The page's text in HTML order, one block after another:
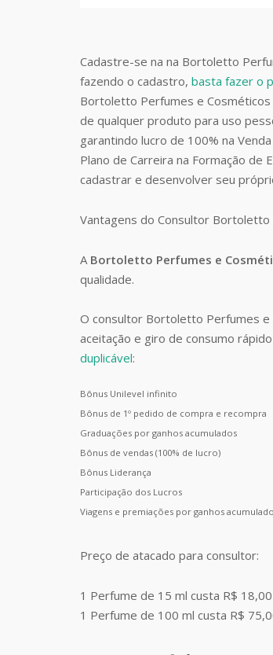
Cadastre-se na na Bortoletto
fazendo o cadastro, basta fazer o
Bortoletto Perfumes e
de qualquer produto para uso
garantindo lucro de 100% na
Plano de Carreira na Formação de
cadastrar e desenvolver seu
Vantagens do Consultor
A Bortoletto Perfumes e
qualidade.
O consultor Bortoletto Perfumes
aceitação e giro de consumo
duplicável:
Bônus Unilevel infinito
Bônus de 1º pedido de compra e recompra
Graduações por ganhos acumulados
Bônus de vendas (100% de lucro)
Bônus Liderança
Participação dos Lucros
Viagens e premiações por ganhos
Preço de atacado para consultor:
1 Perfume de 15 ml custa R$ 18,00
1 Perfume de 100 ml custa R$